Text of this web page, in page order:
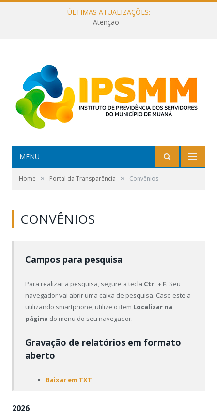
ÚLTIMAS ATUALIZAÇÕES:
Atenção
MENU
Home » Portal da Transparência » Convênios
CONVÊNIOS
Campos para pesquisa
Para realizar a pesquisa, segure a tecla Ctrl + F. Seu
navegador vai abrir uma caixa de pesquisa. Caso esteja
utilizando smartphone, utilize o item Localizar na
página do menu do seu navegador.
Gravação de relatórios em formato
aberto
Baixar em TXT
2026